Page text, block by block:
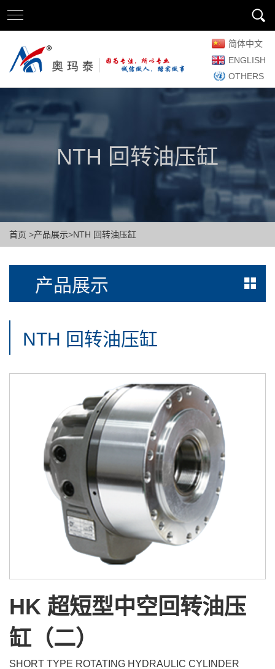
简体中文
ENGLISH
OTHERS
NTH 回转油压缸
首页 >产品展示>NTH 回转油压缸
产品展示
NTH 回转油压缸
HK 超短型中空回转油压
缸（二）
SHORT TYPE ROTATING HYDRAULIC CYLINDER